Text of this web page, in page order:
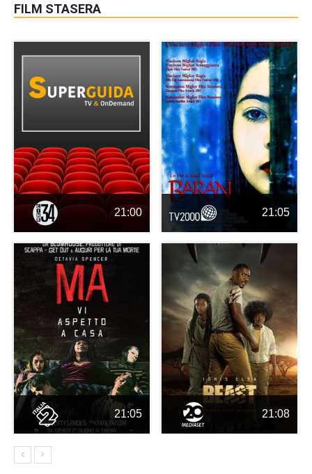
FILM STASERA
21:00 21:05
21:05 21:08